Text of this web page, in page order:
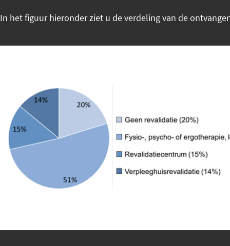
In het figuur hieronder ziet u de verdeling van de